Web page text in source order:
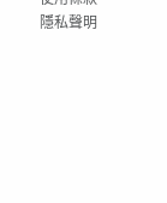
隱私聲明